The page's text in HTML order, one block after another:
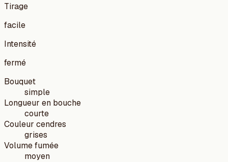
Tirage
facile
Intensité
fermé
Bouquet
simple
Longueur en bouche
courte
Couleur cendres
grises
Volume fumée
moyen